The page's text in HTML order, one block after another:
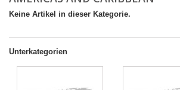
Keine Artikel in dieser Kategorie.
Unterkategorien